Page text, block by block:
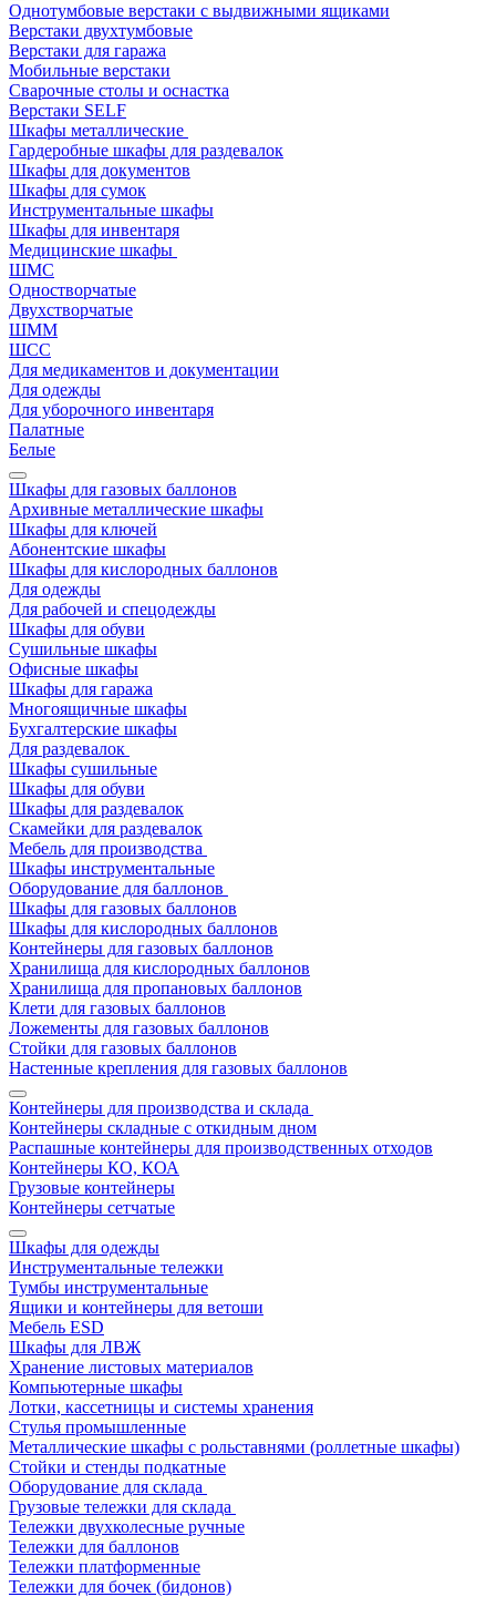
Однотумбовые верстаки с выдвижными ящиками
Верстаки двухтумбовые
Верстаки для гаража
Мобильные верстаки
Сварочные столы и оснастка
Верстаки SELF
Шкафы металлические
Гардеробные шкафы для раздевалок
Шкафы для документов
Шкафы для сумок
Инструментальные шкафы
Шкафы для инвентаря
Медицинские шкафы
ШМС
Одностворчатые
Двухстворчатые
ШММ
ШСС
Для медикаментов и документации
Для одежды
Для уборочного инвентаря
Палатные
Белые
Шкафы для газовых баллонов
Архивные металлические шкафы
Шкафы для ключей
Абонентские шкафы
Шкафы для кислородных баллонов
Для одежды
Для рабочей и спецодежды
Шкафы для обуви
Сушильные шкафы
Офисные шкафы
Шкафы для гаража
Многоящичные шкафы
Бухгалтерские шкафы
Для раздевалок
Шкафы сушильные
Шкафы для обуви
Шкафы для раздевалок
Скамейки для раздевалок
Мебель для производства
Шкафы инструментальные
Оборудование для баллонов
Шкафы для газовых баллонов
Шкафы для кислородных баллонов
Контейнеры для газовых баллонов
Хранилища для кислородных баллонов
Хранилища для пропановых баллонов
Клети для газовых баллонов
Ложементы для газовых баллонов
Стойки для газовых баллонов
Настенные крепления для газовых баллонов
Контейнеры для производства и склада
Контейнеры складные с откидным дном
Распашные контейнеры для производственных отходов
Контейнеры КО, КОА
Грузовые контейнеры
Контейнеры сетчатые
Шкафы для одежды
Инструментальные тележки
Тумбы инструментальные
Ящики и контейнеры для ветоши
Мебель ESD
Шкафы для ЛВЖ
Хранение листовых материалов
Компьютерные шкафы
Лотки, кассетницы и системы хранения
Стулья промышленные
Металлические шкафы с рольставнями (роллетные шкафы)
Стойки и стенды подкатные
Оборудование для склада
Грузовые тележки для склада
Тележки двухколесные ручные
Тележки для баллонов
Тележки платформенные
Тележки для бочек (бидонов)